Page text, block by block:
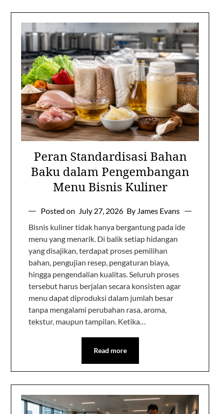
Peran Standardisasi Bahan
Baku dalam Pengembangan
Menu Bisnis Kuliner
Posted on July 27, 2026 By James Evans
Bisnis kuliner tidak hanya bergantung pada ide
menu yang menarik. Di balik setiap hidangan
yang disajikan, terdapat proses pemilihan
bahan, pengujian resep, pengaturan biaya,
hingga pengendalian kualitas. Seluruh proses
tersebut harus berjalan secara konsisten agar
menu dapat diproduksi dalam jumlah besar
tanpa mengalami perubahan rasa, aroma,
tekstur, maupun tampilan. Ketika…
Read more